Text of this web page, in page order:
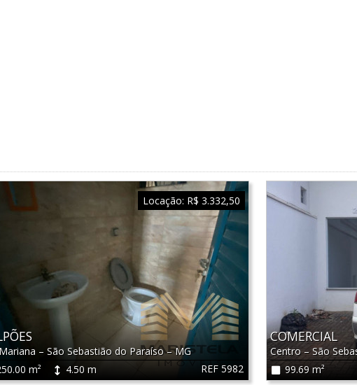
REF 5982
–São Sebastião do Paraíso–MG
m²
4.50 m
Locação: R$ 3.332,50
COMERCIAL
Centro– São
99.69 m²